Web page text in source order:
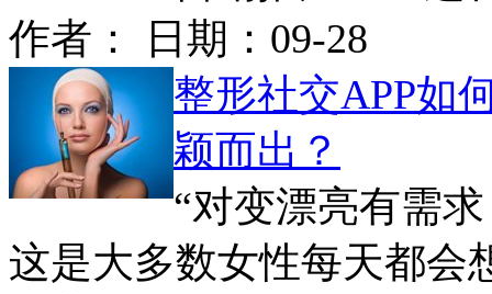
作者： 日期： 09-28
整形社交APP如
颖而出？
“对变漂亮有需
这是大多数女性每天都会